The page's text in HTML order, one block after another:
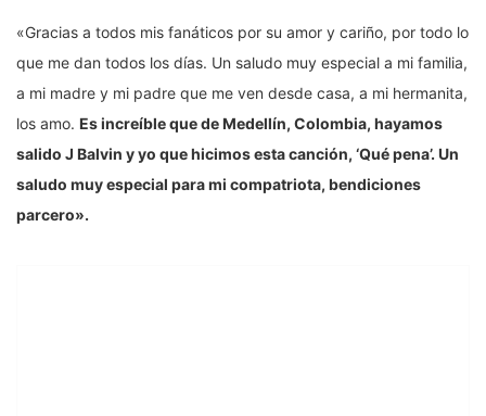
«Gracias a todos mis fanáticos por su amor y cariño, por todo lo
que me dan todos los días. Un saludo muy especial a mi familia,
a mi madre y mi padre que me ven desde casa, a mi hermanita,
los amo. Es increíble que de Medellín, Colombia, hayamos
salido J Balvin y yo que hicimos esta canción, ‘Qué pena’. Un
saludo muy especial para mi compatriota, bendiciones
parcero».